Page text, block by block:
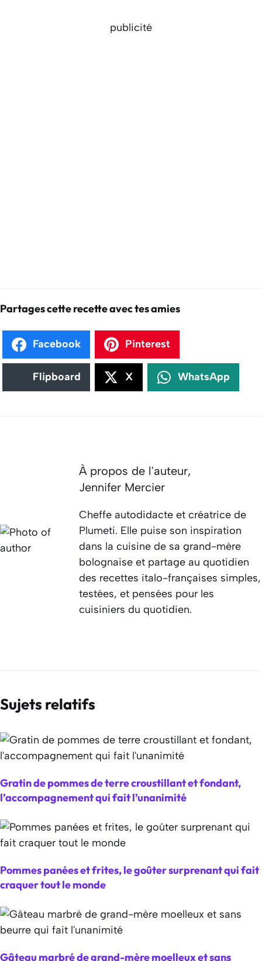
publicité
Partages cette recette avec tes amies
Facebook Pinterest
Flipboard X WhatsApp
À propos de l'auteur,
Jennifer Mercier
Cheffe autodidacte et créatrice de
Plumeti. Elle puise son inspiration
dans la cuisine de sa grand-mère
bolognaise et partage au quotidien
des recettes italo-françaises simples,
testées, et pensées pour les
cuisiniers du quotidien.
Sujets relatifs
Gratin de pommes de terre croustillant et fondant,
l’accompagnement qui fait l’unanimité
Pommes panées et frites, le goûter surprenant qui fait
craquer tout le monde
Gâteau marbré de grand-mère moelleux et sans